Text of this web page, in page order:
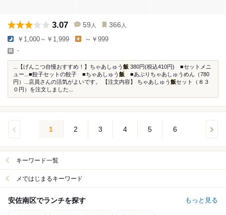
3.07 59 人 366 人
￥1,000～￥1,999 ～￥999
-
...【げんこつ自慢おすすめ！】ちゃあしゅう 飯 380円(税込410円) ■セットメニ
ュー...■餃子セットの餃子 ■ちゃあしゅう 飯 ■あぶりちゃあしゅうめん（780
円）...店員さんの活気がよいです。 【注文内容】 ちゃあしゅう 飯セット（８３
０円）を注文しました...
1 2 3 4 5 6
キーワード一覧
メではじまるキーワード
安佐南区でランチを探す もっと見る